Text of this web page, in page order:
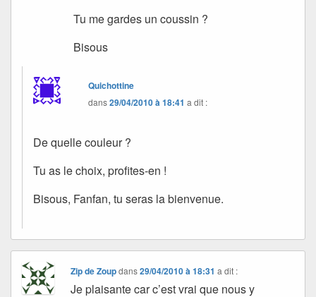
Tu me gardes un coussin ?
Bisous
Quichottine
dans29/04/2010 à 18:41 a dit :
De quelle couleur ?
Tu as le choix, profites-en !
Bisous, Fanfan, tu seras la bienvenue.
Zip de Zoupdans29/04/2010 à 18:31 a dit :
Je plaisante car c’est vrai que nous y